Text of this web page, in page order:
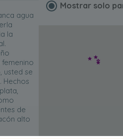
agua
la
usted se
Hechos
de
alto
Mostrar solo